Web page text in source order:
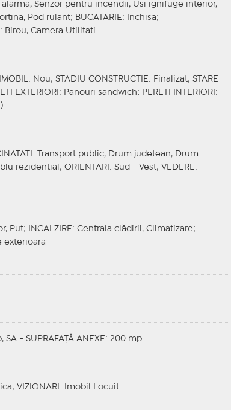
Senzor pentru incendii, Usi ignifuge interior,
Pod rulant; BUCATARIE : Inchisa;
: Birou, Camera Utilitati
: Nou; STADIU CONSTRUCTIE : Finalizat; STARE
EXTERIORI : Panouri sandwich; PERETI INTERIORI :
: Transport public, Drum judetean, Drum
rezidential; ORIENTARI : Sud - Vest; VEDERE :
Put; INCALZIRE : Centrala clădirii, Climatizare;
exterioara
SA - SUPRAFAȚĂ ANEXE: 200 mp
VIZIONARI : Imobil Locuit